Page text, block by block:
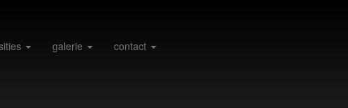
galerie contact